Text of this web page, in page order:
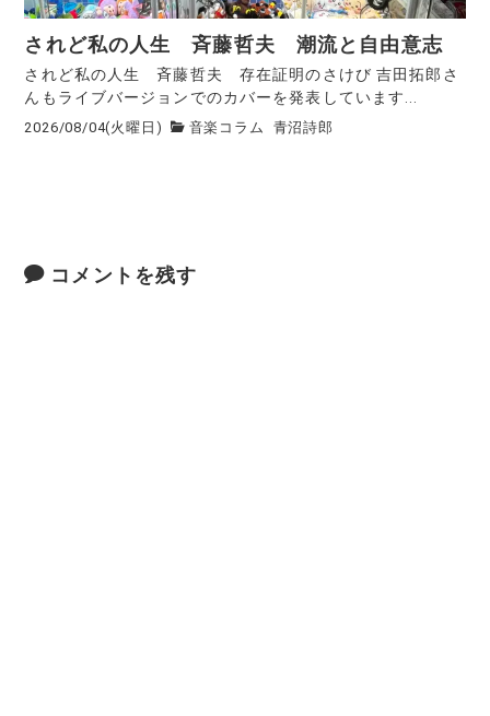
されど私の人生 斉藤哲夫 潮流と自由意志
されど私の人生 斉藤哲夫 存在証明のさけび 吉田拓郎さ
んもライブバージョンでのカバーを発表しています...
2026/08/04(火曜日) 音楽コラム 青沼詩郎
コメントを残す